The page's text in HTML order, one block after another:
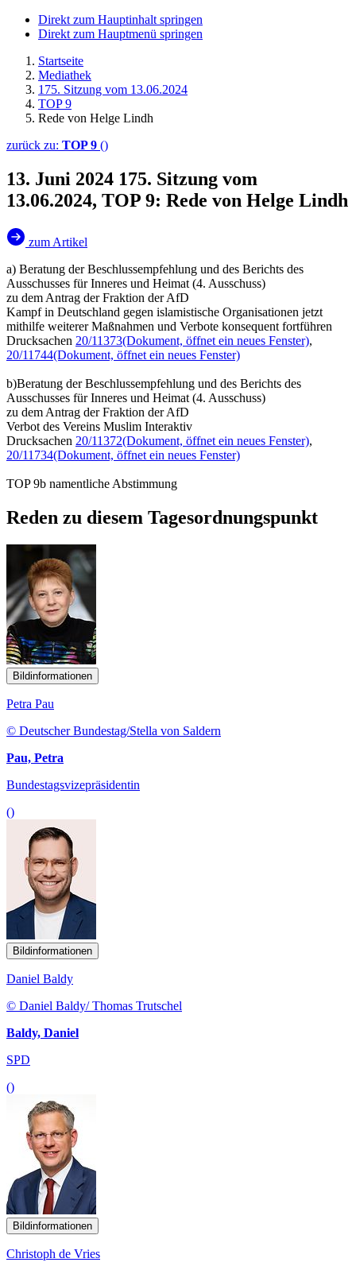
Direkt zum Hauptinhalt springen
Direkt zum Hauptmenü springen
Startseite
Mediathek
175. Sitzung vom 13.06.2024
TOP 9
Rede von Helge Lindh
zurück zu: TOP 9 ()
13. Juni 2024 175. Sitzung vom
13.06.2024, TOP 9: Rede von Helge Lindh
zum Artikel
a) Beratung der Beschlussempfehlung und des Berichts des
Ausschusses für Inneres und Heimat (4. Ausschuss)
zu dem Antrag der Fraktion der AfD
Kampf in Deutschland gegen islamistische Organisationen jetzt
mithilfe weiterer Maßnahmen und Verbote konsequent fortführen
Drucksachen 20/11373(Dokument, öffnet ein neues Fenster),
20/11744(Dokument, öffnet ein neues Fenster)
b)Beratung der Beschlussempfehlung und des Berichts des
Ausschusses für Inneres und Heimat (4. Ausschuss)
zu dem Antrag der Fraktion der AfD
Verbot des Vereins Muslim Interaktiv
Drucksachen 20/11372(Dokument, öffnet ein neues Fenster),
20/11734(Dokument, öffnet ein neues Fenster)
TOP 9b namentliche Abstimmung
Reden zu diesem Tagesordnungspunkt
Bildinformationen
Petra Pau
© Deutscher Bundestag/Stella von Saldern
Pau, Petra
Bundestagsvizepräsidentin
()
Bildinformationen
Daniel Baldy
© Daniel Baldy/ Thomas Trutschel
Baldy, Daniel
SPD
()
Bildinformationen
Christoph de Vries